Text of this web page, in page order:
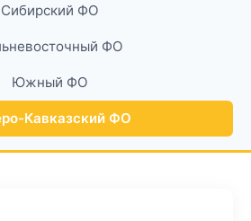
Сибирский ФО
ФО
Южный ФО
Кавказский ФО